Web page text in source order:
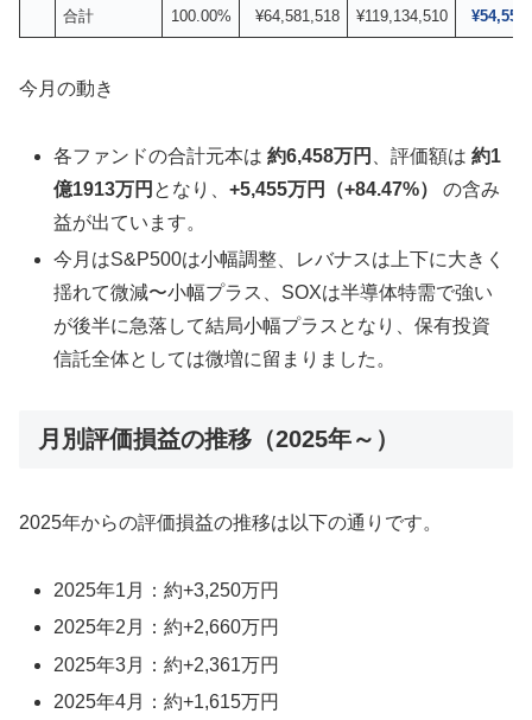
合計 100.00% ¥64,581,518 ¥119,134,510
今月の動き
各ファンドの合計元本は約6,458万円 、評価額は約1
億1913万円 となり、+5,455万円（+84.47%）
の含み
益が出ています。
今月はS&P500は小幅調整、レバナスは上下に大きく
揺れて微減〜小幅プラス、SOXは半導体特需で強い
が後半に急落して結局小幅プラスとなり、保有投資
信託全体としては微増に留まりました。
月別評価損益の推移（2025年～）
2025年からの評価損益の推移は以下の通りです。
2025年1月：約+3,250万円
2025年2月：約+2,660万円
2025年3月：約+2,361万円
2025年4月：約+1,615万円